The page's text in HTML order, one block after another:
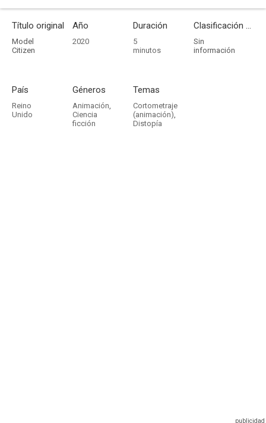
Título original
Model
Citizen
Año
2020
Duración
5
minutos
Clasificación por edades
Sin
información
País
Reino
Unido
Géneros
Animación,
Ciencia
ficción
Temas
Cortometraje
(animación),
Distopía